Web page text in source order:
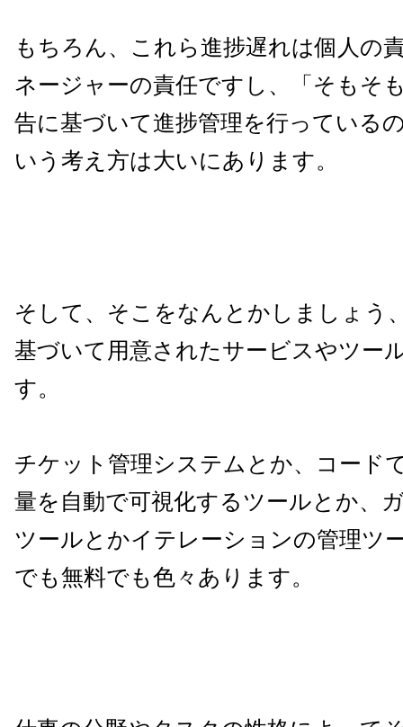
もちろん、これら進捗遅れは個人の
ネージャーの責任ですし、「そもそ
告に基づいて進捗管理を行っている
いう考え方は大いにあります。
そして、そこをなんとかしましょう
基づいて用意されたサービスやツー
す。
チケット管理システムとか、コード
量を自動で可視化するツールとか、
ツールとかイテレーションの管理ツ
でも無料でも色々あります。